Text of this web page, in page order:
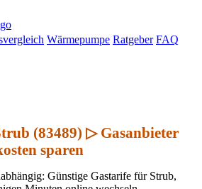
Wärmepumpe Ratgeber FAQ
(83489) ▷ Gasanbieter
sparen
Günstige Gastarife für Strub,